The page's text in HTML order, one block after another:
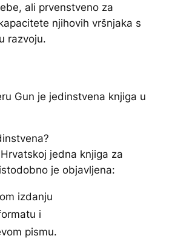
ali prvenstveno za
njihovih vršnjaka s
razvoju.
Gun je jedinstvena knjiga u
jedna knjiga za
je objavljena:
izdanju
i
pismu.